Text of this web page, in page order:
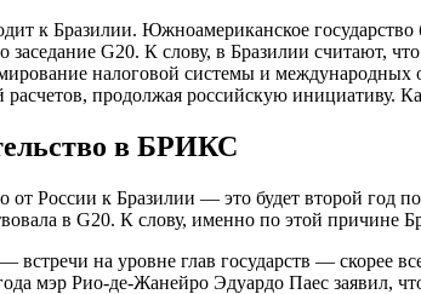
к Бразилии. Южноамериканское государство
заседание G20. К слову, в Бразилии
налоговой системы и международных
расчетов, продолжая российскую
в БРИКС
России к Бразилии — это будет второй год
в G20. К слову, именно по этой
на уровне глав государств — скорее
мэр Рио-де-Жанейро Эдуардо Паес заявил,